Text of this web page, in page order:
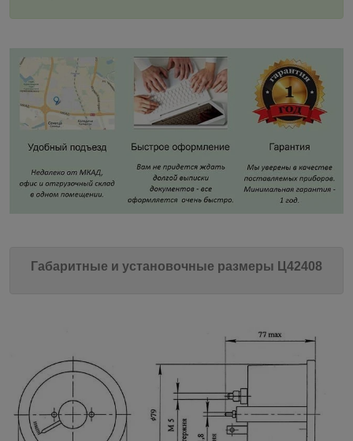
Габаритные и установочные размеры Ц42408